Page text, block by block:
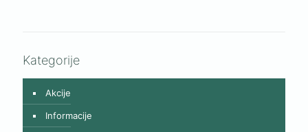
Kategorije
Akcije
Informacije